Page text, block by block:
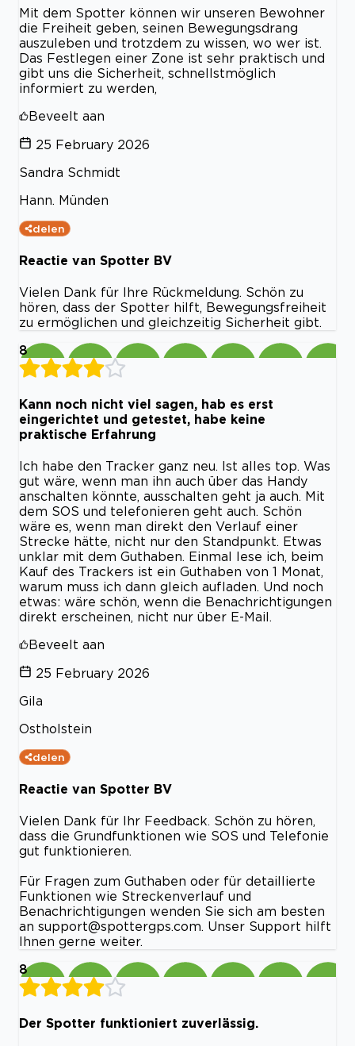
Mit dem Spotter können wir unseren Bewohner
die Freiheit geben, seinen Bewegungsdrang
auszuleben und trotzdem zu wissen, wo wer ist.
Das Festlegen einer Zone ist sehr praktisch und
gibt uns die Sicherheit, schnellstmöglich
informiert zu werden,
Beveelt aan
25 February 2026
Sandra Schmidt
Hann. Münden
delen
Reactie van Spotter BV
Vielen Dank für Ihre Rückmeldung. Schön zu
hören, dass der Spotter hilft, Bewegungsfreiheit
zu ermöglichen und gleichzeitig Sicherheit gibt.
8
Kann noch nicht viel sagen, hab es erst
eingerichtet und getestet, habe keine
praktische Erfahrung
Ich habe den Tracker ganz neu. Ist alles top. Was
gut wäre, wenn man ihn auch über das Handy
anschalten könnte, ausschalten geht ja auch. Mit
dem SOS und telefonieren geht auch. Schön
wäre es, wenn man direkt den Verlauf einer
Strecke hätte, nicht nur den Standpunkt. Etwas
unklar mit dem Guthaben. Einmal lese ich, beim
Kauf des Trackers ist ein Guthaben von 1 Monat,
warum muss ich dann gleich aufladen. Und noch
etwas: wäre schön, wenn die Benachrichtigungen
direkt erscheinen, nicht nur über E-Mail.
Beveelt aan
25 February 2026
Gila
Ostholstein
delen
Reactie van Spotter BV
Vielen Dank für Ihr Feedback. Schön zu hören,
dass die Grundfunktionen wie SOS und Telefonie
gut funktionieren.
Für Fragen zum Guthaben oder für detaillierte
Funktionen wie Streckenverlauf und
Benachrichtigungen wenden Sie sich am besten
an support@spottergps.com. Unser Support hilft
Ihnen gerne weiter.
8
Der Spotter funktioniert zuverlässig.